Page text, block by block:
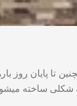
تا پایان روز
ساخته